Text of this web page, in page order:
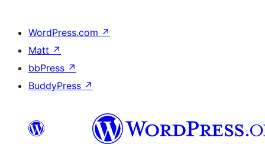
WordPress.com ↗
Matt ↗
bbPress ↗
BuddyPress ↗